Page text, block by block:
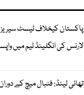
پاکستان کیخلاف ٹیسٹ سیریز،
لارنس کی انگلینڈ ٹیم میں
تھائی لینڈ: فٹبال میچ کے